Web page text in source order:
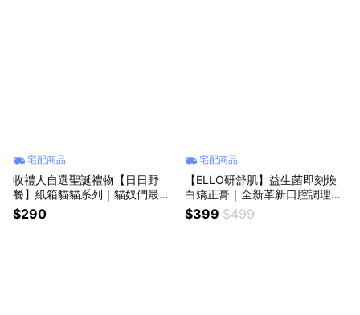
宅配商品
收禮人自選聖誕禮物【日日野
餐】紙箱貓貓系列｜貓奴們最
懂，對貓咪來說，任何玩具都沒
有比紙箱好玩❤️
$290
宅配商品
【ELLO研舒肌】益生菌即刻煥
白矯正膏｜全新革新口腔調理配
方🔥
$399 $499